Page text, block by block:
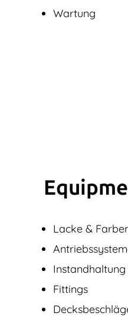
Wartung
Lacke &
Fittings